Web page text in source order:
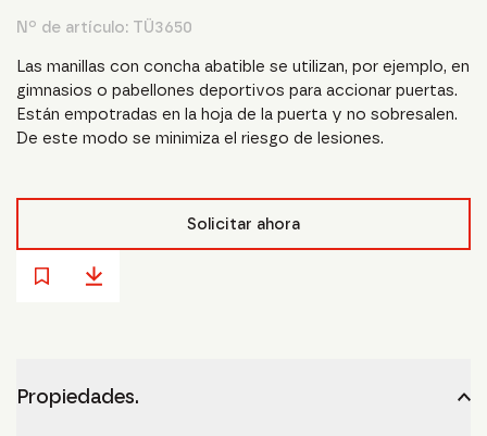
Nº de artículo: TÜ3650
Las manillas con concha abatible se utilizan, por ejemplo, en
gimnasios o pabellones deportivos para accionar puertas.
Están empotradas en la hoja de la puerta y no sobresalen.
De este modo se minimiza el riesgo de lesiones.
Solicitar ahora
Propiedades.